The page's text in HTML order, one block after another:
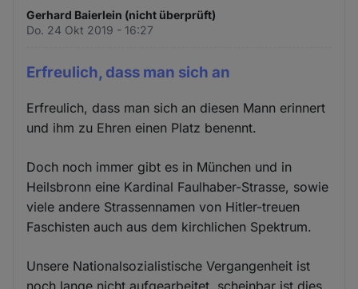
Gerhard Baierlein (nicht überprüft)
Do. 24 Okt 2019 - 16:27
Erfreulich, dass man sich an
Erfreulich, dass man sich an diesen Mann erinnert
und ihm zu Ehren einen Platz benennt.
Doch noch immer gibt es in München und in
Heilsbronn eine Kardinal Faulhaber-Strasse, sowie
viele andere Strassennamen von Hitler-treuen
Faschisten auch aus dem kirchlichen Spektrum.
Unsere Nationalsozialistische Vergangenheit ist